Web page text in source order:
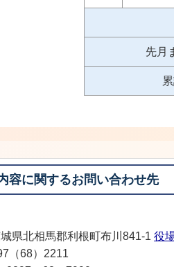
先月
容に関するお問い合わせ先
県北相馬郡利根町布川841-1 役
（68）2211